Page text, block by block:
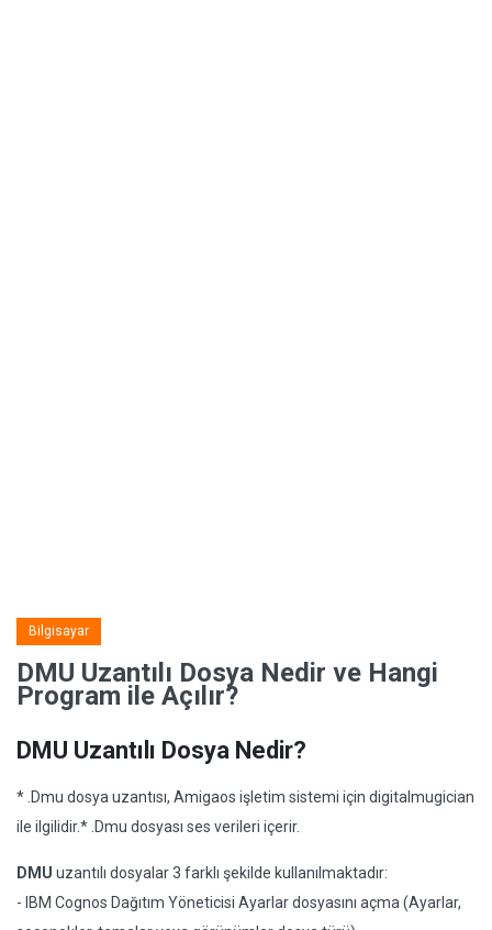
Bilgisayar
DMU Uzantılı Dosya Nedir ve Hangi
Program ile Açılır?
DMU Uzantılı Dosya Nedir?
* .Dmu dosya uzantısı, Amigaos işletim sistemi için digitalmugician
ile ilgilidir.* .Dmu dosyası ses verileri içerir.
DMU uzantılı dosyalar 3 farklı şekilde kullanılmaktadır:
- IBM Cognos Dağıtım Yöneticisi Ayarlar dosyasını açma (Ayarlar,